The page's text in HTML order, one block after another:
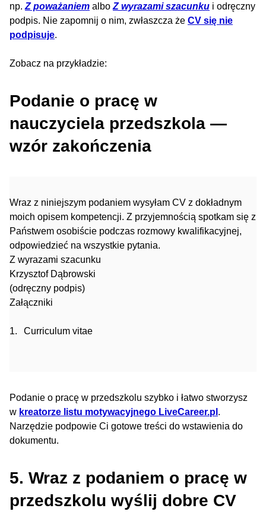
np. Z poważaniem albo Z wyrazami szacunku i odręczny
podpis. Nie zapomnij o nim, zwłaszcza że CV się nie
podpisuje.
Zobacz na przykładzie:
Podanie o pracę w
nauczyciela przedszkola —
wzór zakończenia
Wraz z niniejszym podaniem wysyłam CV z dokładnym
moich opisem kompetencji. Z przyjemnością spotkam się z
Państwem osobiście podczas rozmowy kwalifikacyjnej,
odpowiedzieć na wszystkie pytania.
Z wyrazami szacunku
Krzysztof Dąbrowski
(odręczny podpis)
Załączniki
Curriculum vitae
Podanie o pracę w przedszkolu szybko i łatwo stworzysz
w kreatorze listu motywacyjnego LiveCareer.pl .
Narzędzie podpowie Ci gotowe treści do wstawienia do
dokumentu.
5. Wraz z podaniem o pracę w
przedszkolu wyślij dobre CV